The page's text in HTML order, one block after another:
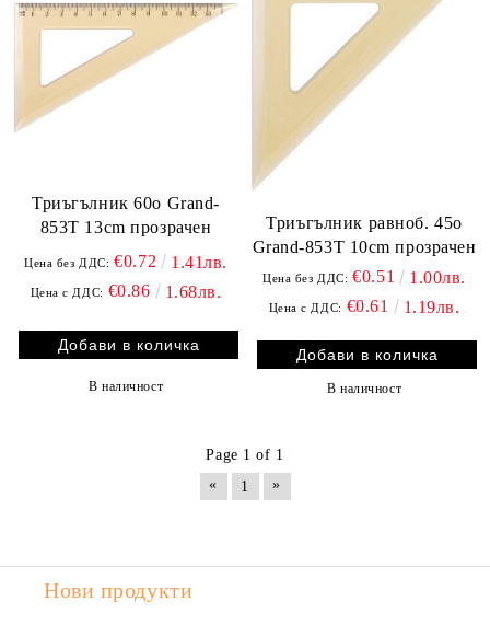
Триъгълник 60о Grand-
853T 13cm прозрачен
Цена без ДДС: €0.72 1.41лв.
Цена с ДДС: €0.86 1.68лв.
В наличност
Триъгълник равноб. 45о
Grand-853T 10cm прозрачен
Цена без ДДС: €0.51 1.00лв.
Цена с ДДС: €0.61 1.19лв.
В наличност
Page 1 of 1
«
1 »
Нови продукти